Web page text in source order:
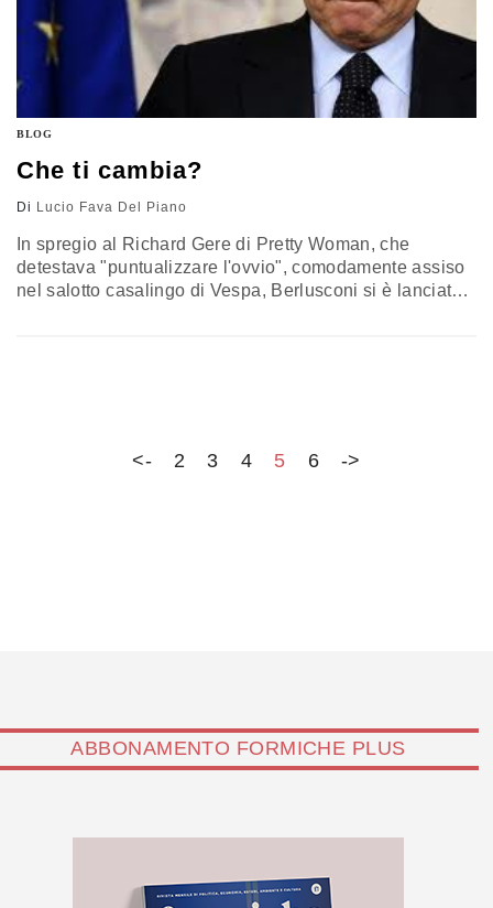
BLOG
Che ti cambia?
Di Lucio Fava Del Piano
In spregio al Richard Gere di Pretty Woman, che
detestava "puntualizzare l'ovvio", comodamente assiso
nel salotto casalingo di Vespa, Berlusconi si è lanciato
<- 2 3 4 5 6 ->
ABBONAMENTO FORMICHE PLUS